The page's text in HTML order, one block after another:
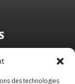
des technologies